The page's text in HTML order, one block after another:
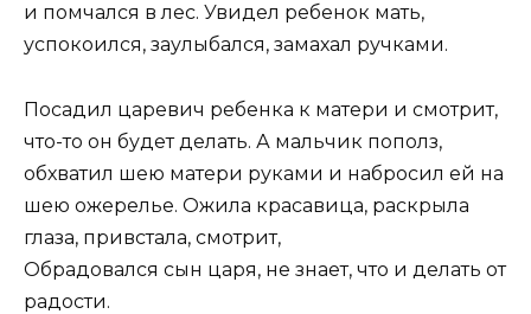
и помчался в лес. Увидел ребенок мать,
успокоился, заулыбался, замахал ручками.
Посадил царевич ребенка к матери и смотрит,
что-то он будет делать. А мальчик пополз,
обхватил шею матери руками и набросил ей на
шею ожерелье. Ожила красавица, раскрыла
глаза, привстала, смотрит,
Обрадовался сын царя, не знает, что и делать от
радости.